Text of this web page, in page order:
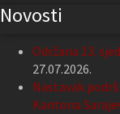
Novosti
Održana 13.
27.07.2026.
Nastavak
Kantona